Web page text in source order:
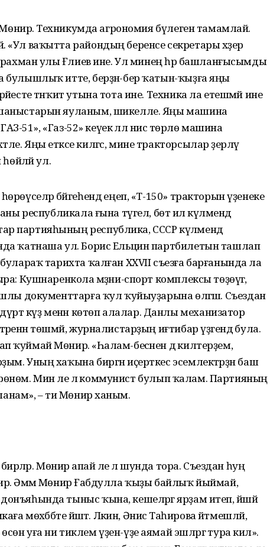
Мөнирә. Техникумда агрономия бүлеген тамамлай.
ваҡытта райондың беренсе секретары хәҙер
улы Ғәлиев ине. Ул минең һәр башланғысымды
булышлыҡ итте, берҙән-бер ҡатын-ҡыҙға яңы
тәнҡит утына тота ине. Техника ла етешмәй ине
яуланым, шикелле. Яңы машина
51», «Газ-52» кеүек әллә нисә төрлө машина
Яңы етәксе килгәс, мине тракторсылар әҙерләү
ул.
бәйгеһендә еңеп, «Т-150» тракторын үҙенеке
республикала ғына түгел, бөтә ил күләмендә
партияһының республика, СССР күләмендә
ҡатнаша ул. Борис Ельцин партбилетын ташлап
тарихта ҡалған XXVII съезға барғанында ла
Кушнаренкола мәҙәни-спорт комплексы төҙөүгә,
документтарға ҡул ҡуйыуҙарына өлгәшә. Съездан
күҙ менән көтөп алалар. Данлы механизатор
төшмәй, журналистарҙың иғтибар үҙәгендә була.
Мөнирә. «Һалам-бесәнен дә килтерҙем,
Уның хаҡына биргән иҫерткес эсемлектәрҙән баш
Мин әле лә коммунист булып ҡалам. Партияның
– ти Мөнирә ханым.
Мөнирә апай әле лә шунда тора. Съездан һуң
Әммә Мөнирә Ғабдулла ҡыҙы байлыҡ йыймай,
тыныс ҡына, кешеләргә ярҙам итеп, йәшәй
мөхәббәте йәшәтә. Ләкин, Әнисә Таһирова әйтмешләй,
уға ни тиклем үҙен-үҙе аямай эшләргә тура килә».